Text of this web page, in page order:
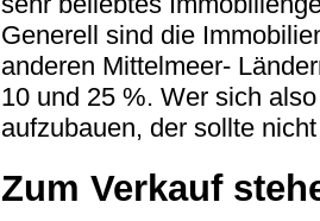
Generell sind die
anderen Mittelmeer-
10 und 25 %. Wer sich
aufzubauen, der sollte
Zum Verkauf